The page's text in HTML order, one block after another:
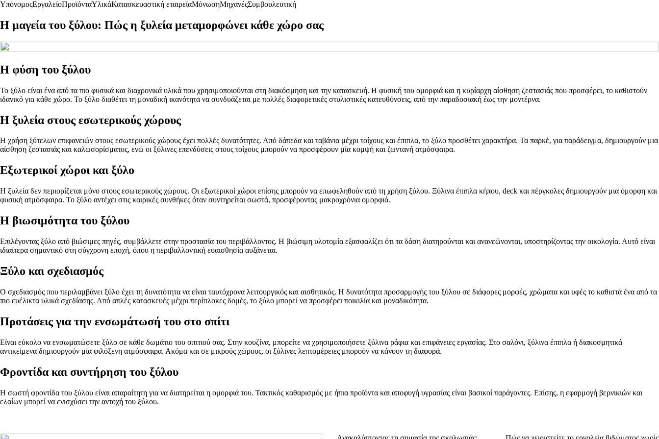
ΥπόνομοςΕργαλείοΠροϊόνταΥλικάΚατασκευαστική εταιρείαΜόνωσηΜηχανέςΣυμβουλευτική
Η μαγεία του ξύλου: Πώς η ξυλεία μεταμορφώνει κάθε χώρο σας
Η φύση του ξύλου
Το ξύλο είναι ένα από τα πιο φυσικά και διαχρονικά υλικά που χρησιμοποιούνται στη διακόσμηση και την κατασκευή. Η φυσική του ομορφιά και η κυρίαρχη αίσθηση ζεστασιάς που προσφέρει, το καθιστούν
ιδανικό για κάθε χώρο. Το ξύλο διαθέτει τη μοναδική ικανότητα να συνδυάζεται με πολλές διαφορετικές στυλιστικές κατευθύνσεις, από την παραδοσιακή έως την μοντέρνα.
Η ξυλεία στους εσωτερικούς χώρους
Η χρήση ξύτελων επιφανειών στους εσωτερικούς χώρους έχει πολλές δυνατότητες. Από δάπεδα και ταβάνια μέχρι τοίχους και έπιπλα, το ξύλο προσθέτει χαρακτήρα. Τα παρκέ, για παράδειγμα, δημιουργούν μια
αίσθηση ζεστασιάς και καλωσορίσματος, ενώ οι ξύλινες επενδύσεις στους τοίχους μπορούν να προσφέρουν μία κομψή και ζωντανή ατμόσφαιρα.
Εξωτερικοί χώροι και ξύλο
Η ξυλεία δεν περιορίζεται μόνο στους εσωτερικούς χώρους. Οι εξωτερικοί χώροι επίσης μπορούν να επωφεληθούν από τη χρήση ξύλου. Ξύλινα έπιπλα κήπου, deck και πέργκολες δημιουργούν μια όμορφη και
φυσική ατμόσφαιρα. Το ξύλο αντέχει στις καιρικές συνθήκες όταν συντηρείται σωστά, προσφέροντας μακροχρόνια ομορφιά.
Η βιωσιμότητα του ξύλου
Επιλέγοντας ξύλο από βιώσιμες πηγές, συμβάλλετε στην προστασία του περιβάλλοντος. Η βιώσιμη υλοτομία εξασφαλίζει ότι τα δάση διατηρούνται και ανανεώνονται, υποστηρίζοντας την οικολογία. Αυτό είναι
ιδιαίτερα σημαντικό στη σύγχρονη εποχή, όπου η περιβαλλοντική ευαισθησία αυξάνεται.
Ξύλο και σχεδιασμός
Ο σχεδιασμός που περιλαμβάνει ξύλο έχει τη δυνατότητα να είναι ταυτόχρονα λειτουργικός και αισθητικός. Η δυνατότητα προσαρμογής του ξύλου σε διάφορες μορφές, χρώματα και υφές το καθιστά ένα από τα
πιο ευέλικτα υλικά σχεδίασης. Από απλές κατασκευές μέχρι περίπλοκες δομές, το ξύλο μπορεί να προσφέρει ποικιλία και μοναδικότητα.
Προτάσεις για την ενσωμάτωσή του στο σπίτι
Είναι εύκολο να ενσωματώσετε ξύλο σε κάθε δωμάτιο του σπιτιού σας. Στην κουζίνα, μπορείτε να χρησιμοποιήσετε ξύλινα ράφια και επιφάνειες εργασίας. Στο σαλόνι, ξύλινα έπιπλα ή διακοσμητικά
αντικείμενα δημιουργούν μία φιλόξενη ατμόσφαιρα. Ακόμα και σε μικρούς χώρους, οι ξύλινες λεπτομέρειες μπορούν να κάνουν τη διαφορά.
Φροντίδα και συντήρηση του ξύλου
Η σωστή φροντίδα του ξύλου είναι απαραίτητη για να διατηρείται η ομορφιά του. Τακτικός καθαρισμός με ήπια προϊόντα και αποφυγή υγρασίας είναι βασικοί παράγοντες. Επίσης, η εφαρμογή βερνικιών και
ελαίων μπορεί να ενισχύσει την αντοχή του ξύλου.